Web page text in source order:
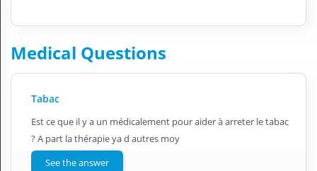
Medical Questions
Tabac
Est ce que il y a un médicalement pour aider à arreter le tabac
? A part la thérapie ya d autres moy
See the answer